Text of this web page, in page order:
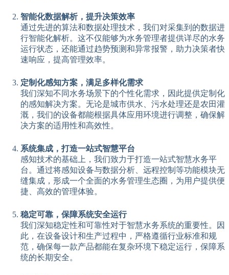
智能化数据解析，提升决策效率
通过先进的算法和数据处理技术，我们对采集到的数据进
行智能化解析。这不仅能够为水务管理者提供详尽的水务
运行状态，还能通过趋势预测和异常报警，助力决策者快
速响应，提高管理效率。
定制化感知方案，满足多样化需求
我们深知不同水务场景下的个性化需求，因此提供定制化
的感知解决方案。无论是城市供水、污水处理还是农田灌
溉，我们的设备都能根据具体应用环境进行调整，确保解
决方案的适用性和高效性。
系统集成，打造一站式智慧平台
感知技术的基础上，我们致力于打造一站式智慧水务平
台。通过将感知设备与数据分析、远程控制等功能模块无
缝集成，形成一个全面的水务管理生态圈，为用户提供便
捷、高效的管理体验。
稳定可靠，保障系统安全运行
我们深知稳定性和可靠性对于智慧水务系统的重要性。因
此，在设备设计和生产过程中，严格遵循行业标准和规
范，确保每一款产品都能在复杂环境下稳定运行，保障系
统的长期安全。